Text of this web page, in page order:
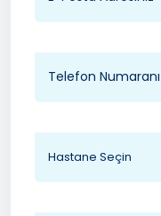
Hastane Seçin